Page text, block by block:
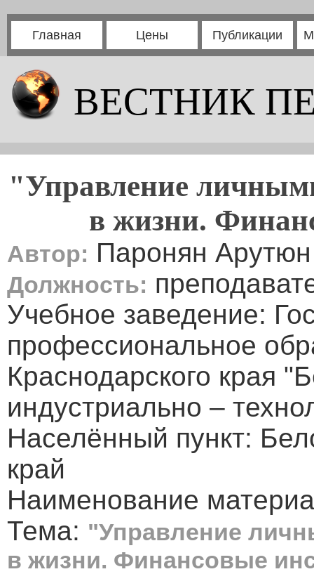
Главная Цены Публикации
ВЕСТНИК
"Управление
в жизни.
Автор: Паронян Арутюн
Должность:
Учебное заведение:
профессиональное
Краснодарского края
индустриально –
Населённый пункт:
край
Наименование
Тема: "Управление
в жизни. Финансовые